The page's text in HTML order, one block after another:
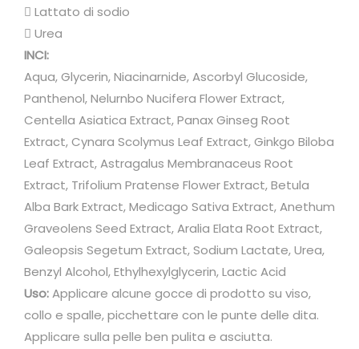
 Lattato di sodio
 Urea
INCI:
Aqua, Glycerin, Niacinarnide, Ascorbyl Glucoside,
Panthenol, Nelurnbo Nucifera Flower Extract,
Centella Asiatica Extract, Panax Ginseg Root
Extract, Cynara Scolymus Leaf Extract, Ginkgo Biloba
Leaf Extract, Astragalus Membranaceus Root
Extract, Trifolium Pratense Flower Extract, Betula
Alba Bark Extract, Medicago Sativa Extract, Anethum
Graveolens Seed Extract, Aralia Elata Root Extract,
Galeopsis Segetum Extract, Sodium Lactate, Urea,
Benzyl Alcohol, Ethylhexylglycerin, Lactic Acid
Uso:Applicare alcune gocce di prodotto su viso,
collo e spalle, picchettare con le punte delle dita.
Applicare sulla pelle ben pulita e asciutta.